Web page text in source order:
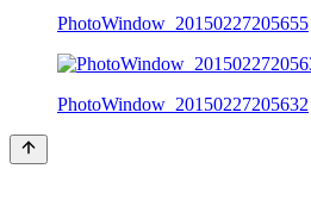
PhotoWindow_20150227205655
PhotoWindow_20150227205632